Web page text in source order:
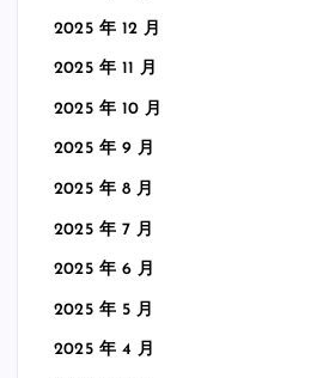
2025 年 12 月
2025 年 11 月
2025 年 10 月
2025 年 9 月
2025 年 8 月
2025 年 7 月
2025 年 6 月
2025 年 5 月
2025 年 4 月